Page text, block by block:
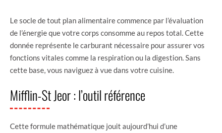
Le socle de tout plan alimentaire commence par l’évaluation
de l’énergie que votre corps consomme au repos total. Cette
donnée représente le carburant nécessaire pour assurer vos
fonctions vitales comme la respiration ou la digestion. Sans
cette base, vous naviguez à vue dans votre cuisine.
Mifflin-St Jeor : l’outil référence
Cette formule mathématique jouit aujourd’hui d’une